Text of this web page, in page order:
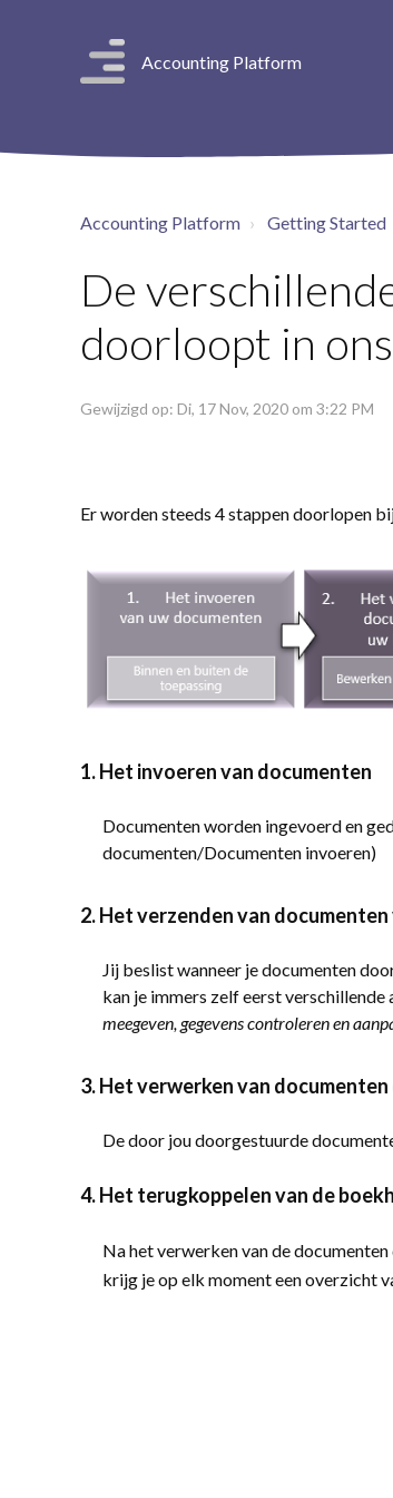
Accounting Platform
Accounting Platform Getting Started
De
doorloopt in
Gewijzigd op: Di, 17 Nov, 2020 om 3:22 PM
Er worden steeds 4 stappen doorlopen
1. Het invoeren van documenten
Documenten worden ingevoerd en
documenten/Documenten invoeren)
2. Het verzenden van
Jij beslist wanneer je documenten
kan je immers zelf eerst verschillende
meegeven, gegevens controleren en
3. Het verwerken van
De door jou doorgestuurde
4. Het terugkoppelen van de
Na het verwerken van de
krijg je op elk moment een overzicht